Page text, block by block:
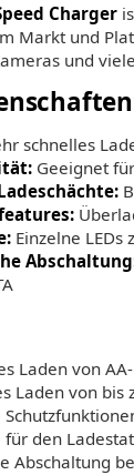
Charger
Markt und
und
schnelles
Geeignet
Einzelne
Laden von
Laden von bis
für den
Abschaltung